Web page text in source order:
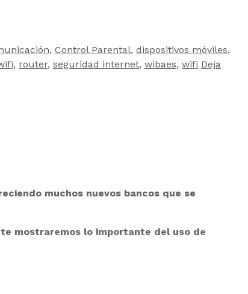
, Control Parental, dispositivos móviles,
, router, seguridad internet, wibaes, wifi Deja
muchos nuevos bancos que se
mostraremos lo importante del uso de